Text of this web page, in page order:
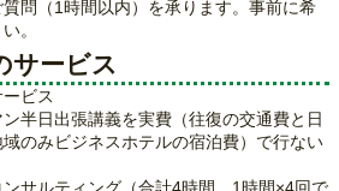
問（1時間以内）を承ります。事前に希
。
サービス
ビス
半日出張講義を実費（往復の交通費と日
のみビジネスホテルの宿泊費）で行ない